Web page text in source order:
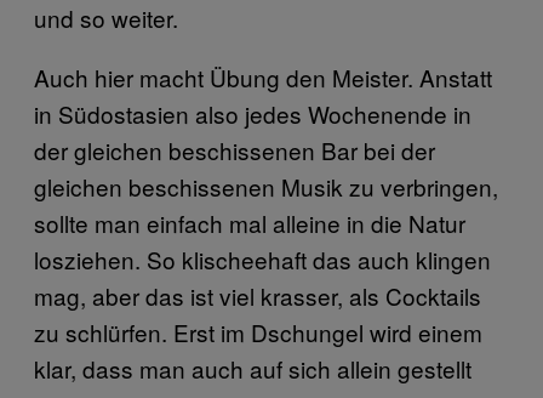
und so weiter.
Auch hier macht Übung den Meister. Anstatt
in Südostasien also jedes Wochenende in
der gleichen beschissenen Bar bei der
gleichen beschissenen Musik zu verbringen,
sollte man einfach mal alleine in die Natur
losziehen. So klischeehaft das auch klingen
mag, aber das ist viel krasser, als Cocktails
zu schlürfen. Erst im Dschungel wird einem
klar, dass man auch auf sich allein gestellt